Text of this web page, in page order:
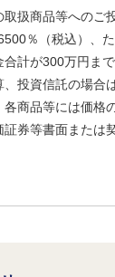
取扱商品等へのご
％（税込）、
合計が300万円ま
、投資信託の場合
各商品等には価格
証券等書面または